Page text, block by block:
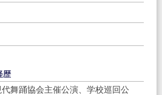
歴
舞踊協会主催公演、学校巡回公